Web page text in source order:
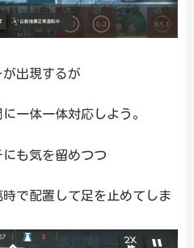
出現するが
一体一体対応しよう。
にも気を留めつつ
で配置して足を止めてしま